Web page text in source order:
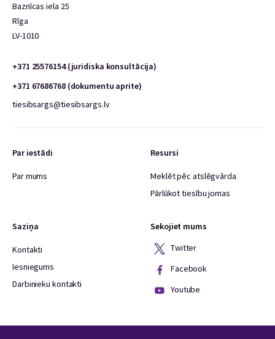
Baznīcas iela 25
Rīga
LV-1010
+371 25576154 (juridiska konsultācija)
+371 67686768 (dokumentu aprite)
tiesibsargs@tiesibsargs.lv
Par iestādi
Par mums
Resursi
Meklēt pēc atslēgvārda
Pārlūkot tiesību jomas
Saziņa
Kontakti
Iesniegums
Darbinieku kontakti
Sekojiet mums
Twitter
Facebook
Youtube